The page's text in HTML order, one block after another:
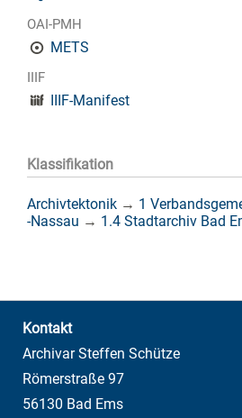
OAI-PMH
METS
IIIF
IIIF-Manifest
Klassifikation
Archivtektonik → 1
-Nassau → 1.4 Stadtarchiv Bad
Kontakt
Archivar Steffen Schütze
Römerstraße 97
56130 Bad Ems